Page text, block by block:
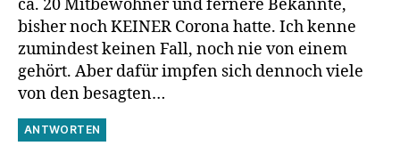
ca. 20 Mitbewohner und fernere Bekannte,
bisher noch KEINER Corona hatte. Ich kenne
zumindest keinen Fall, noch nie von einem
gehört. Aber dafür impfen sich dennoch viele
von den besagten…
ANTWORTEN